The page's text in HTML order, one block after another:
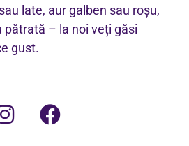
late, aur galben sau roșu,
pătrată – la noi veți găsi
gust.